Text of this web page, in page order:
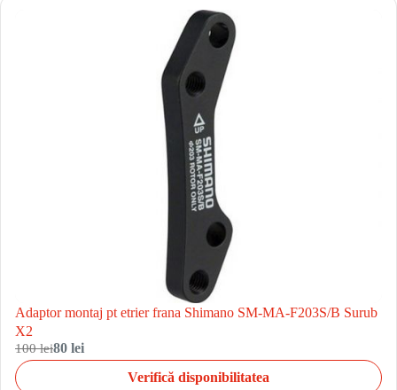
Adaptor montaj pt etrier frana Shimano SM-MA-F203S/B Surub
X2
100 lei80 lei
Verifică disponibilitatea